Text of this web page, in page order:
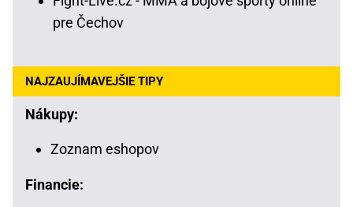
pre Čechov
NAJZAUJÍMAVEJŠIE TIPY
Nákupy:
Zoznam eshopov
Financie: